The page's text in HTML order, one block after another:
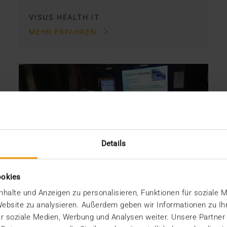
Details
und Anzeigen zu personalisieren, Funktionen für soziale
zu analysieren. Außerdem geben wir Informationen zu
soziale Medien, Werbung und Analysen weiter. Unsere
VISUS HEALTH IT
MEHR ERFAHREN